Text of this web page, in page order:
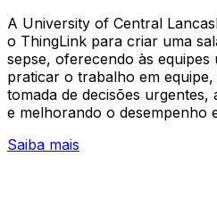
A University of Central
o ThingLink para criar uma
sepse, oferecendo às
praticar o trabalho em
tomada de decisões
e melhorando o desempenho
Saiba mais